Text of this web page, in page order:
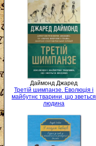
Даймонд Джаред
Третій шимпанзе. Еволюція і
майбутнє тварини, що зветься
людина